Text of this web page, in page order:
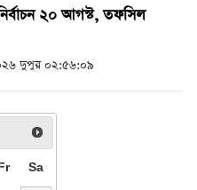
নির্বাচন ২০ আগস্ট, তফসিল
দুপুর ০২:৫৬:০৯
Sa